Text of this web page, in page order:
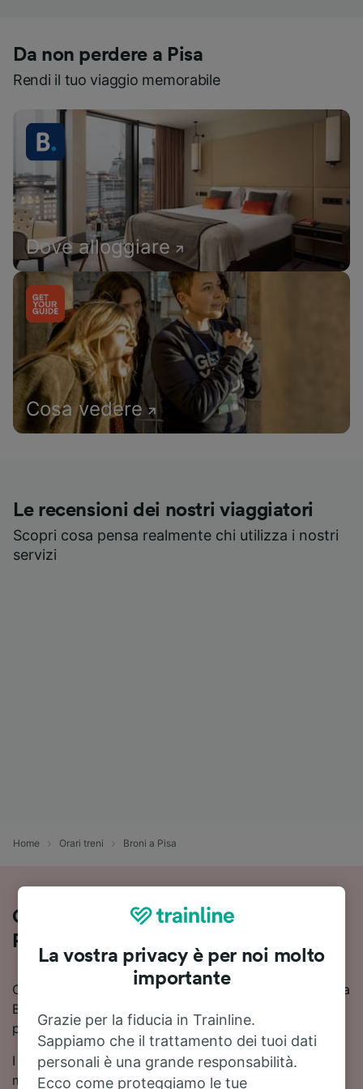
Da non perdere a Pisa
Rendi il tuo viaggio memorabile
Dove alloggiare
Cosa vedere
Le recensioni dei nostri viaggiatori
Scopri cosa pensa realmente chi utilizza i nostri
servizi
Home Orari treni Broni a Pisa
Guida al viaggio in treno da Broni a
Pisa
Cerchi informazioni su come arrivare in treno a Pisa da
Broni? Scopri orari, cambi e prezzi, e trova il viaggio
più adatto a te con Trainline.
I tempi di viaggio in treno da Broni a Pisa sono in
media di circa 7 ore 12 minuti. In media, sulla tratta da
La vostra privacy è per noi molto
importante
Grazie per la fiducia in Trainline.
Sappiamo che il trattamento dei tuoi dati
personali è una grande responsabilità.
Ecco come proteggiamo le tue